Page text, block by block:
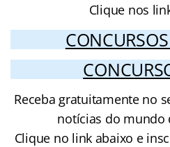
Clique nos
Receba gratuitamente no
notícias do mundo
Clique no link abaixo e